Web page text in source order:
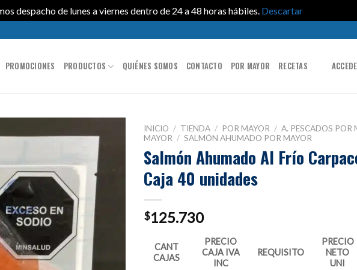
despacho de lunes a viernes dentro de 24 a 48 horas hábiles. Descartar
PROMOCIONES PRODUCTOS QUIÉNES SOMOS CONTACTO POR MAYOR RECETAS
INICIO / TIENDA / POR MAYOR / A. PESCADOS POR
MAYOR / SALMÓN AHUMADO POR MAYOR
Salmón Ahumado Al Frío
Caja 40 unidades
$125.730
CANT
CAJAS
PRECIO
CAJA IVA
INC
REQUISITO
PRECIO
NETO
UNI